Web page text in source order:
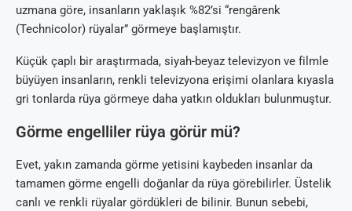
uzmana göre, insanların yaklaşık %82’si “rengârenk
(Technicolor) rüyalar” görmeye başlamıştır.
Küçük çaplı bir araştırmada, siyah-beyaz televizyon ve filmle
büyüyen insanların, renkli televizyona erişimi olanlara kıyasla
gri tonlarda rüya görmeye daha yatkın oldukları bulunmuştur.
Görme engelliler rüya görür mü?
Evet, yakın zamanda görme yetisini kaybeden insanlar da
tamamen görme engelli doğanlar da rüya görebilirler. Üstelik
canlı ve renkli rüyalar gördükleri de bilinir. Bunun sebebi,